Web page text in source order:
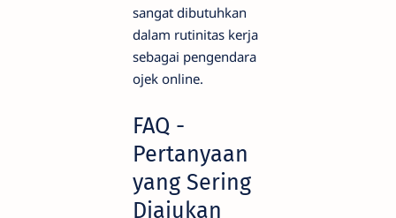
sangat dibutuhkan
dalam rutinitas kerja
sebagai pengendara
ojek online.
FAQ -
Pertanyaan
yang Sering
Diajukan